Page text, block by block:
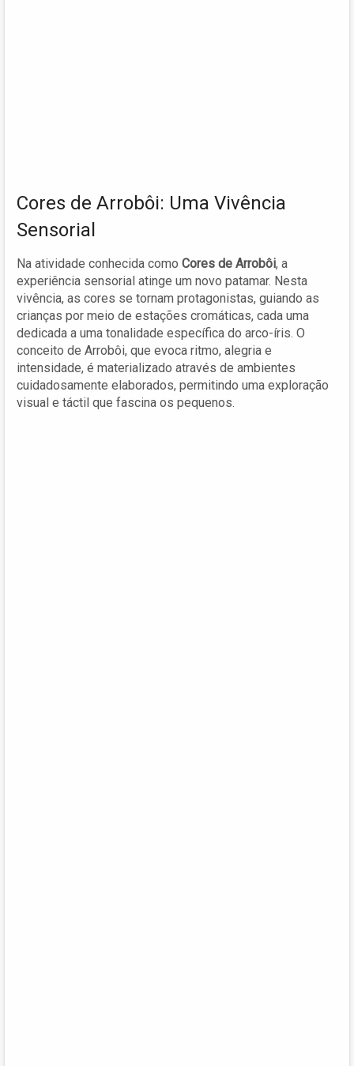
Cores de Arrobôi: Uma Vivência
Sensorial
Na atividade conhecida como Cores de Arrobôi, a
experiência sensorial atinge um novo patamar. Nesta
vivência, as cores se tornam protagonistas, guiando as
crianças por meio de estações cromáticas, cada uma
dedicada a uma tonalidade específica do arco-íris. O
conceito de Arrobôi, que evoca ritmo, alegria e
intensidade, é materializado através de ambientes
cuidadosamente elaborados, permitindo uma exploração
visual e táctil que fascina os pequenos.